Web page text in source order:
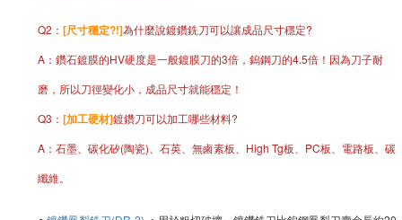
Q2： [尺寸穩定?!]為什麼說鍍鑽銑刀可以讓成品尺寸穩定?
A：鑽石鍍膜的HV硬度是一般鍍膜刀的3倍，鎢鋼刀的4.5倍！因為刀子耐
磨，所以刀徑變化小，成品尺寸就能穩定！
Q3： [加工硬材]鍍鑽刀可以加工哪些材料?
A：石墨、碳化矽(陶瓷)、石英、無鹵素板、High Tg板、PC板、電路板、碳
纖維。